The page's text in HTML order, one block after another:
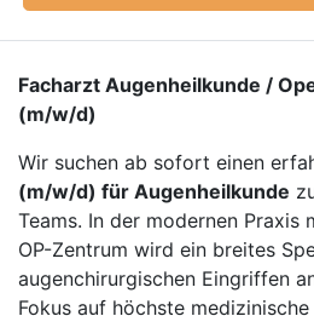
Facharzt Augenheilkunde /
(m/w/d)
Wir suchen ab sofort einen
(m/w/d) für Augenheilkunde
Teams. In der modernen Praxis
OP-Zentrum wird ein breites
augenchirurgischen Eingriffen
Fokus auf höchste